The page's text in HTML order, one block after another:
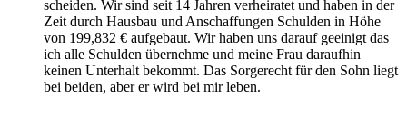
scheiden. Wir sind seit 14 Jahren verheiratet und haben in der
Zeit durch Hausbau und Anschaffungen Schulden in Höhe
von 199,832 € aufgebaut. Wir haben uns darauf geeinigt das
ich alle Schulden übernehme und meine Frau daraufhin
keinen Unterhalt bekommt. Das Sorgerecht für den Sohn liegt
bei beiden, aber er wird bei mir leben.